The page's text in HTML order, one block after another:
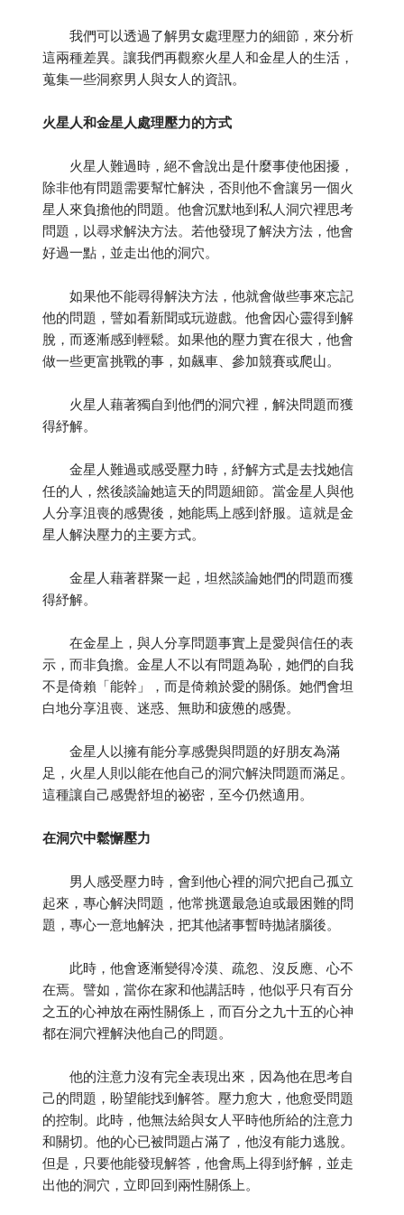
我們可以透過了解男女處理壓力的細節，來分析
這兩種差異。讓我們再觀察火星人和金星人的生活，
蒐集一些洞察男人與女人的資訊。
火星人和金星人處理壓力的方式
火星人難過時，絕不會說出是什麼事使他困擾，
除非他有問題需要幫忙解決，否則他不會讓另一個火
星人來負擔他的問題。他會沉默地到私人洞穴裡思考
問題，以尋求解決方法。若他發現了解決方法，他會
好過一點，並走出他的洞穴。
如果他不能尋得解決方法，他就會做些事來忘記
他的問題，譬如看新聞或玩遊戲。他會因心靈得到解
脫，而逐漸感到輕鬆。如果他的壓力實在很大，他會
做一些更富挑戰的事，如飆車、參加競賽或爬山。
火星人藉著獨自到他們的洞穴裡，解決問題而獲
得紓解。
金星人難過或感受壓力時，紓解方式是去找她信
任的人，然後談論她這天的問題細節。當金星人與他
人分享沮喪的感覺後，她能馬上感到舒服。這就是金
星人解決壓力的主要方式。
金星人藉著群聚一起，坦然談論她們的問題而獲
得紓解。
在金星上，與人分享問題事實上是愛與信任的表
示，而非負擔。金星人不以有問題為恥，她們的自我
不是倚賴「能幹」，而是倚賴於愛的關係。她們會坦
白地分享沮喪、迷惑、無助和疲憊的感覺。
金星人以擁有能分享感覺與問題的好朋友為滿
足，火星人則以能在他自己的洞穴解決問題而滿足。
這種讓自己感覺舒坦的祕密，至今仍然適用。
在洞穴中鬆懈壓力
男人感受壓力時，會到他心裡的洞穴把自己孤立
起來，專心解決問題，他常挑選最急迫或最困難的問
題，專心一意地解決，把其他諸事暫時拋諸腦後。
此時，他會逐漸變得冷漠、疏忽、沒反應、心不
在焉。譬如，當你在家和他講話時，他似乎只有百分
之五的心神放在兩性關係上，而百分之九十五的心神
都在洞穴裡解決他自己的問題。
他的注意力沒有完全表現出來，因為他在思考自
己的問題，盼望能找到解答。壓力愈大，他愈受問題
的控制。此時，他無法給與女人平時他所給的注意力
和關切。他的心已被問題占滿了，他沒有能力逃脫。
但是，只要他能發現解答，他會馬上得到紓解，並走
出他的洞穴，立即回到兩性關係上。